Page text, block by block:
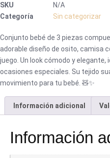
SKU
N/A
Categoría
Sin categorizar
Conjunto bebé de 3 piezas
adorable diseño de osito, camisa
juego. Un look cómodo y elegante,
ocasiones especiales. Su tejido
movimiento para tu bebé. 🧸✨
Información adicional
Información